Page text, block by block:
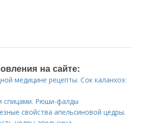
на сайте:
медицине рецепты. Сок каланхоэ:
спицами. Рюши-фалды
свойства апельсиновой цедры.